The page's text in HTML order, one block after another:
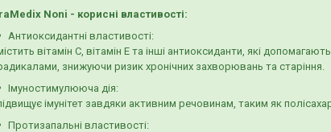
Noni - корисні властивості:
Антиоксидантні властивості:
вітамін C, вітамін E та інші антиоксиданти, які
знижуючи ризик хронічних захворювань та старіння.
Імуностимулююча дія:
імунітет завдяки активним речовинам, таким як
Протизапальні властивості: